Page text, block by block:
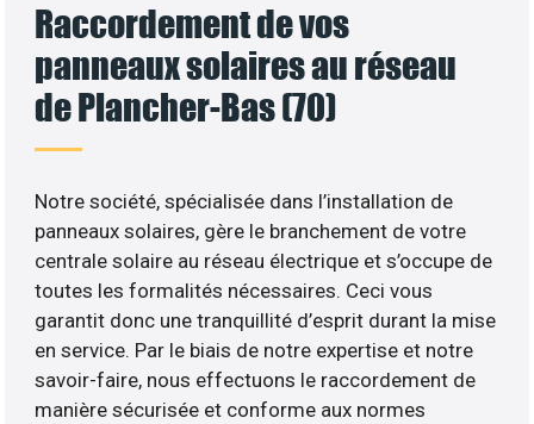
Raccordement de vos
panneaux solaires au réseau
de Plancher-Bas (70)
Notre société, spécialisée dans l’installation de
panneaux solaires, gère le branchement de votre
centrale solaire au réseau électrique et s’occupe de
toutes les formalités nécessaires. Ceci vous
garantit donc une tranquillité d’esprit durant la mise
en service. Par le biais de notre expertise et notre
savoir-faire, nous effectuons le raccordement de
manière sécurisée et conforme aux normes